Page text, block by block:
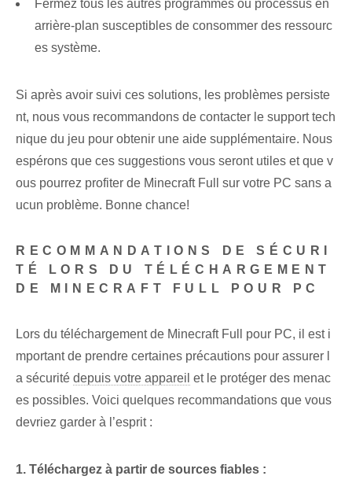
Fermez tous les autres programmes ou processus en
arrière-plan susceptibles de consommer des ressourc
es système.
Si après avoir suivi ces solutions, les problèmes persiste
nt, nous vous recommandons de contacter le support tech
nique du jeu pour obtenir une aide supplémentaire. Nous
espérons que ces suggestions vous seront utiles et que v
ous pourrez profiter de Minecraft Full sur votre PC sans a
ucun problème. Bonne chance!
RECOMMANDATIONS DE SÉCURI
TÉ LORS DU TÉLÉCHARGEMENT
DE MINECRAFT FULL POUR PC
Lors du téléchargement de Minecraft Full pour PC, il est i
mportant de prendre certaines précautions pour assurer l
a sécurité depuis votre appareil et le protéger des menac
es possibles. Voici quelques recommandations que vous
devriez garder à l’esprit :
1. Téléchargez à partir de sources fiables :